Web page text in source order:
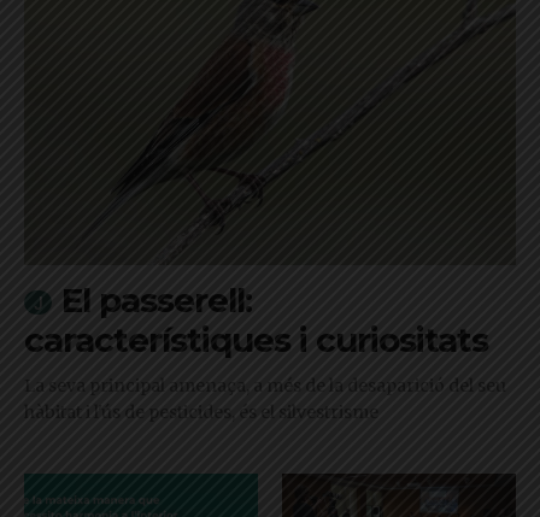
El passerell:
característiques i curiositats
La seva principal amenaça, a més de la desaparició del seu
hàbitat i l'ús de pesticides, és el silvestrisme